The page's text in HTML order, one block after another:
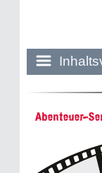
Abenteuer-